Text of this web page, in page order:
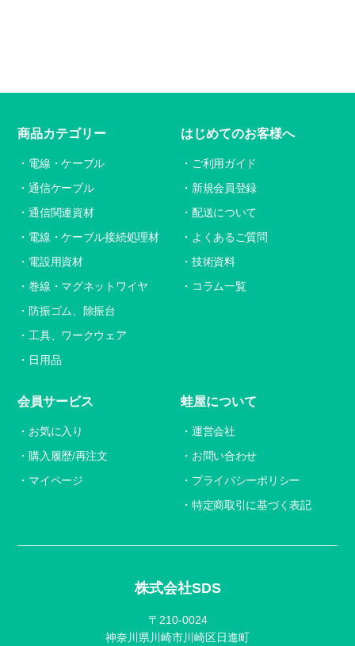
株式会社SDS
〒210-0024
神奈川県川崎市川崎区日進町
商品カテゴリー
電線・ケーブル
通信ケーブル
通信関連資材
電線・ケーブル接続処理材
電設用資材
巻線・マグネットワイヤ
防振ゴム、除振台
工具、ワークウェア
日用品
はじめてのお客様へ
ご利用ガイド
新規会員登録
配送について
よくあるご質問
技術資料
コラム一覧
会員サービス
お気に入り
購入履歴/再注文
マイページ
蛙屋について
運営会社
お問い合わせ
プライバシーポリシー
特定商取引に基づく表記